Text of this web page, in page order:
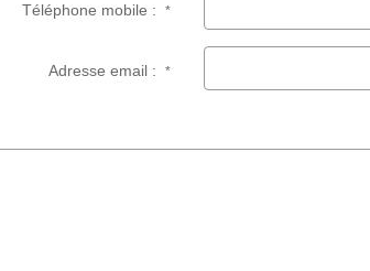
Téléphone mobile :*
Adresse email :*